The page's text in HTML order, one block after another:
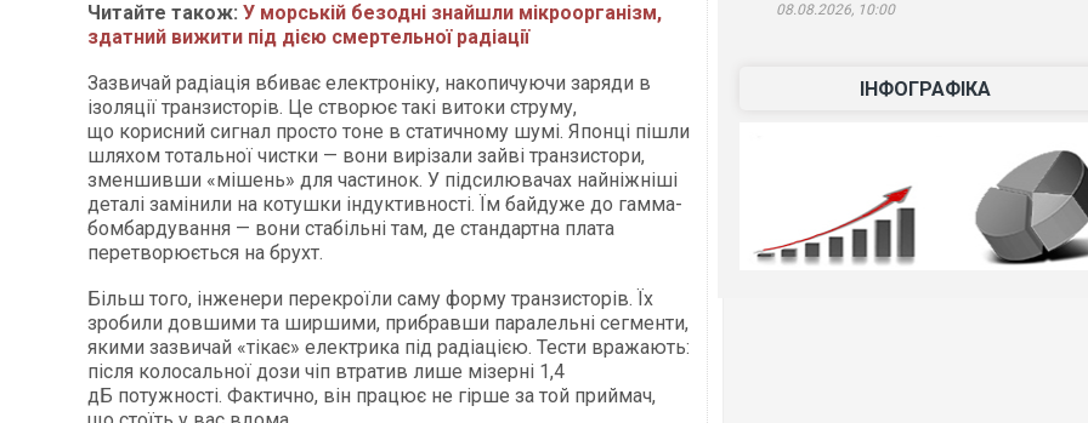
Читайте також: У морській безодні знайшли мікроорганізм,
здатний вижити під дією смертельної радіації
Зазвичай радіація вбиває електроніку, накопичуючи заряди в
ізоляції транзисторів. Це створює такі витоки струму,
що корисний сигнал просто тоне в статичному шумі. Японці пішли
шляхом тотальної чистки — вони вирізали зайві транзистори,
зменшивши «мішень» для частинок. У підсилювачах найніжніші
деталі замінили на котушки індуктивності. Їм байдуже до гамма-
бомбардування — вони стабільні там, де стандартна плата
перетворюється на брухт.
Більш того, інженери перекроїли саму форму транзисторів. Їх
зробили довшими та ширшими, прибравши паралельні сегменти,
якими зазвичай «тікає» електрика під радіацією. Тести вражають:
після колосальної дози чіп втратив лише мізерні 1,4
дБ потужності. Фактично, він працює не гірше за той приймач,
08.08.2026, 10:00
ІНФОГРАФІКА